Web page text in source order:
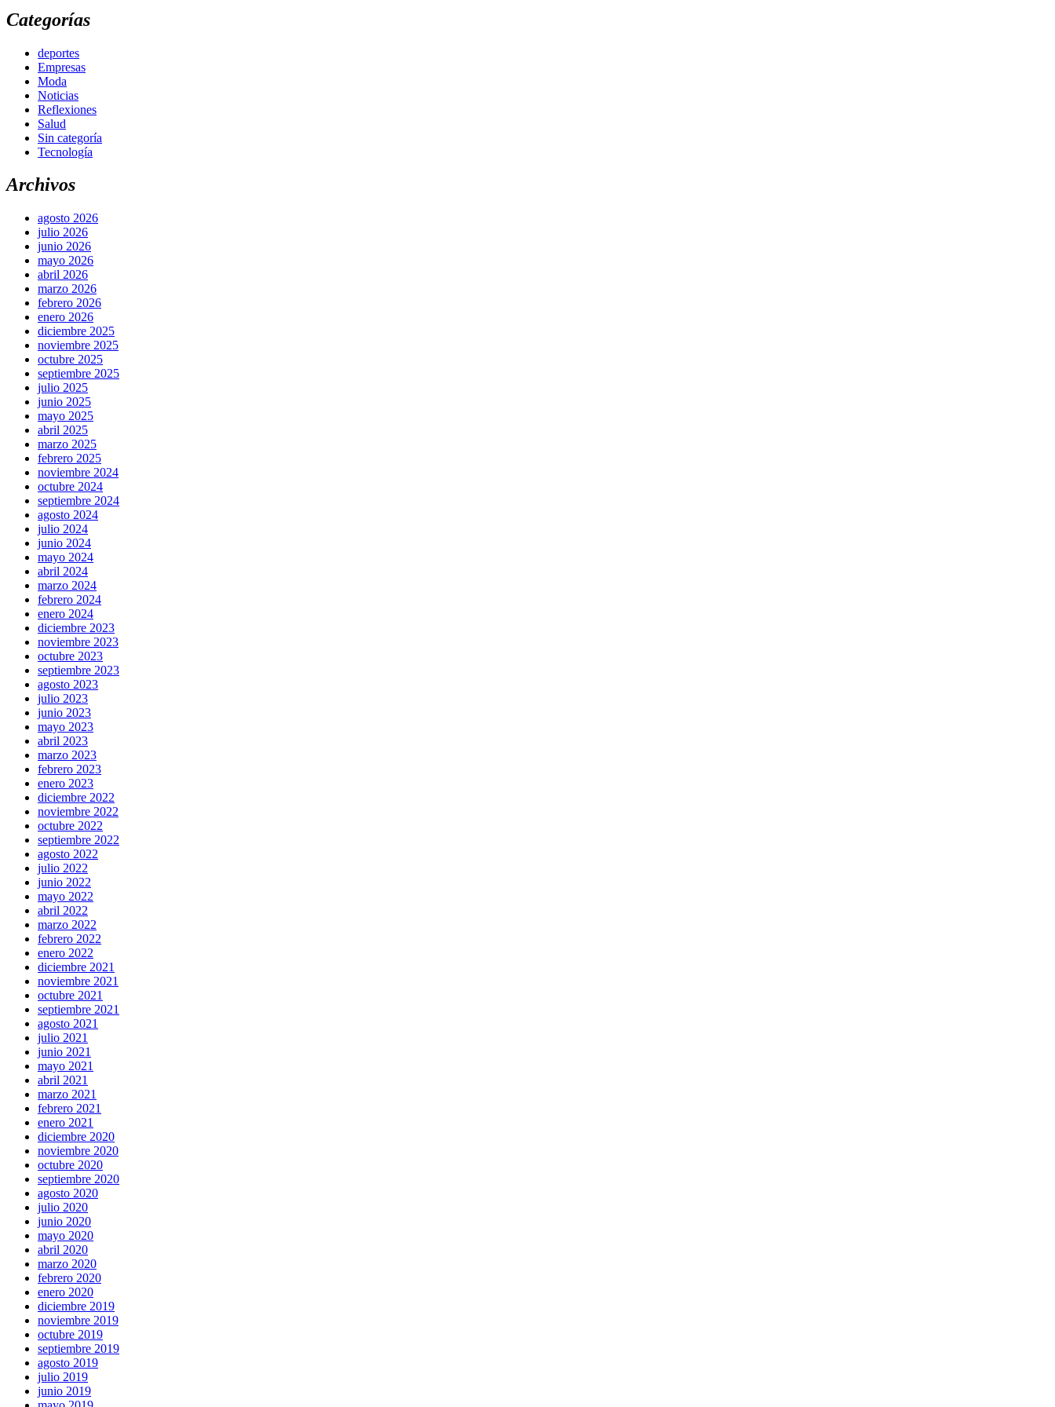
Categorías
deportes
Empresas
Moda
Noticias
Reflexiones
Salud
Sin categoría
Tecnología
Archivos
agosto 2026
julio 2026
junio 2026
mayo 2026
abril 2026
marzo 2026
febrero 2026
enero 2026
diciembre 2025
noviembre 2025
octubre 2025
septiembre 2025
julio 2025
junio 2025
mayo 2025
abril 2025
marzo 2025
febrero 2025
noviembre 2024
octubre 2024
septiembre 2024
agosto 2024
julio 2024
junio 2024
mayo 2024
abril 2024
marzo 2024
febrero 2024
enero 2024
diciembre 2023
noviembre 2023
octubre 2023
septiembre 2023
agosto 2023
julio 2023
junio 2023
mayo 2023
abril 2023
marzo 2023
febrero 2023
enero 2023
diciembre 2022
noviembre 2022
octubre 2022
septiembre 2022
agosto 2022
julio 2022
junio 2022
mayo 2022
abril 2022
marzo 2022
febrero 2022
enero 2022
diciembre 2021
noviembre 2021
octubre 2021
septiembre 2021
agosto 2021
julio 2021
junio 2021
mayo 2021
abril 2021
marzo 2021
febrero 2021
enero 2021
diciembre 2020
noviembre 2020
octubre 2020
septiembre 2020
agosto 2020
julio 2020
junio 2020
mayo 2020
abril 2020
marzo 2020
febrero 2020
enero 2020
diciembre 2019
noviembre 2019
octubre 2019
septiembre 2019
agosto 2019
julio 2019
junio 2019